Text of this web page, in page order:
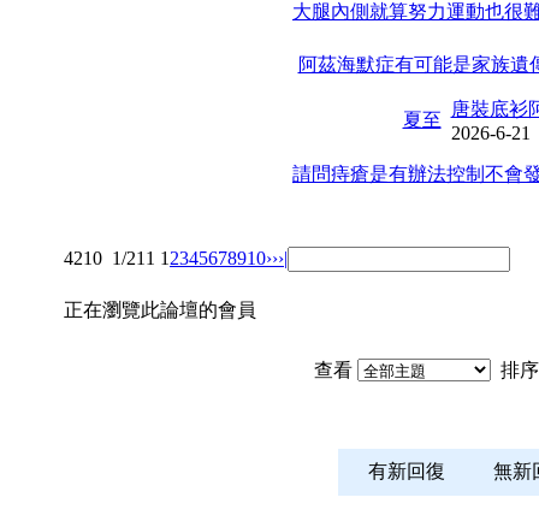
大腿內側就算努力運動也很
阿茲海默症有可能是家族遺
夏至
唐裝底衫
2026-6-21
請問痔瘡是有辦法控制不會
4210 1/211 1 2345678910›››|
正在瀏覽此論壇的會員
查看 排
有新回復 無